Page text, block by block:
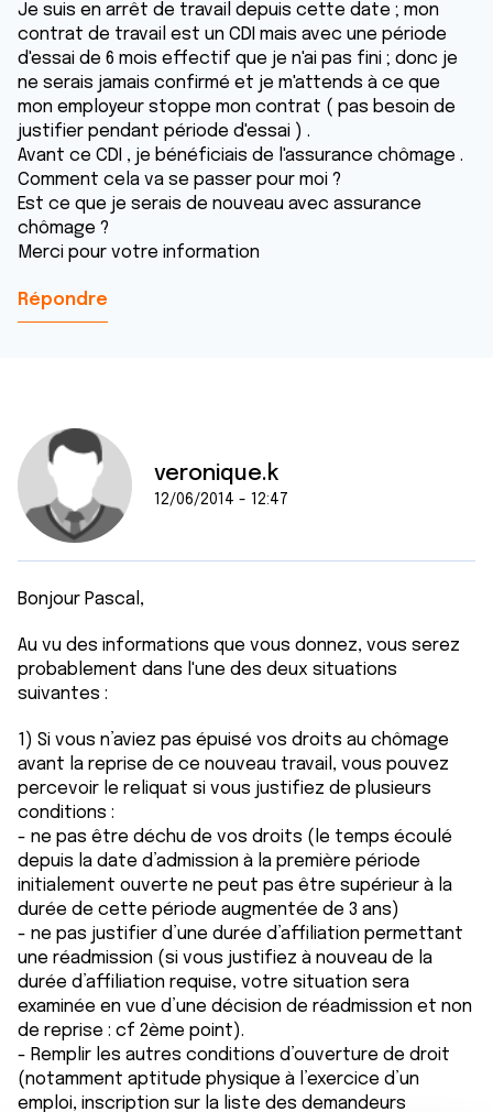
Je suis en arrêt de travail depuis cette date ; mon
contrat de travail est un CDI mais avec une période
d'essai de 6 mois effectif que je n'ai pas fini ; donc je
ne serais jamais confirmé et je m'attends à ce que
mon employeur stoppe mon contrat ( pas besoin de
justifier pendant période d'essai ) .
Avant ce CDI , je bénéficiais de l'assurance chômage .
Comment cela va se passer pour moi ?
Est ce que je serais de nouveau avec assurance
chômage ?
Merci pour votre information
Répondre
veronique.k
12/06/2014 - 12:47
Bonjour Pascal,
Au vu des informations que vous donnez, vous serez
probablement dans l'une des deux situations
suivantes :
1) Si vous n’aviez pas épuisé vos droits au chômage
avant la reprise de ce nouveau travail, vous pouvez
percevoir le reliquat si vous justifiez de plusieurs
conditions :
- ne pas être déchu de vos droits (le temps écoulé
depuis la date d’admission à la première période
initialement ouverte ne peut pas être supérieur à la
durée de cette période augmentée de 3 ans)
- ne pas justifier d’une durée d’affiliation permettant
une réadmission (si vous justifiez à nouveau de la
durée d’affiliation requise, votre situation sera
examinée en vue d’une décision de réadmission et non
de reprise : cf 2ème point).
- Remplir les autres conditions d’ouverture de droit
(notamment aptitude physique à l’exercice d’un
emploi, inscription sur la liste des demandeurs